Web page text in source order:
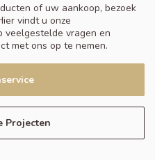
of uw aankoop, bezoek
vindt u onze
veelgestelde vragen en
met ons op te nemen.
Projecten